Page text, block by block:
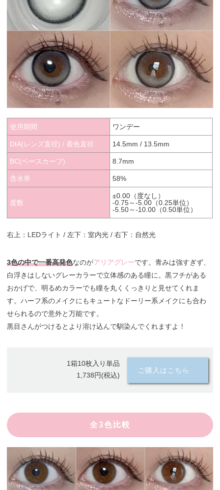
使用期間 ワンデー
DIA(レンズ直径) / 着色直径 14.5mm / 13.5mm
BC(ベースカーブ) 8.7mm
含水率 58%
度数
±0.00（度なし）
-0.75～-5.00（0.25単位）
-5.50～-10.00（0.50単位）
右上：LEDライト / 左下：室内光 / 右下：自然光
3色の中で一番高発色なのがアリアグレーです。青みは強すぎず、
白浮きはしないグレーカラーで立体感のある瞳に。黒フチがある
おかげで、明るめカラーでも瞳を丸くくっきりと見せてくれま
す。ハーフ系のメイクにもキュートなドーリー系メイクにも合わ
せられるので意外と万能です。
黒目さんがつけるとより溶け込んで馴染んでくれますよ！
1箱10枚入り単品
1,738円(税込)
ご購入はこちら
全3色比較